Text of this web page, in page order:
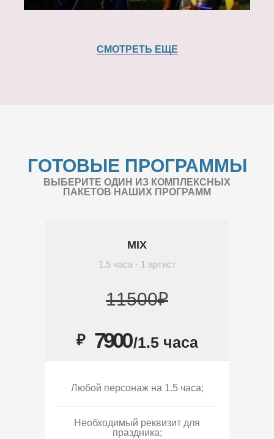
СМОТРЕТЬ ЕЩЕ
ГОТОВЫЕ ПРОГРАММЫ
ВЫБЕРИТЕ ОДИН ИЗ КОМПЛЕКСНЫХ
ПАКЕТОВ НАШИХ ПРОГРАММ
MIX
1.5 часа - 1 артист
11500₽
₽ 7900/1.5 часа
Любой персонаж на 1.5 часа;
Необходимый реквизит для
праздника;